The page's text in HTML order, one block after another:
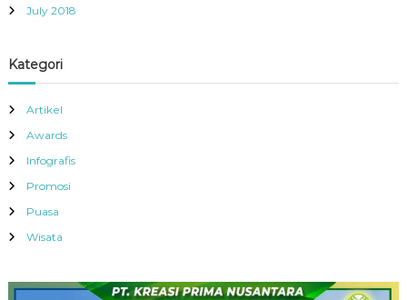
July 2018
Kategori
Artikel
Awards
Infografis
Promosi
Puasa
Wisata